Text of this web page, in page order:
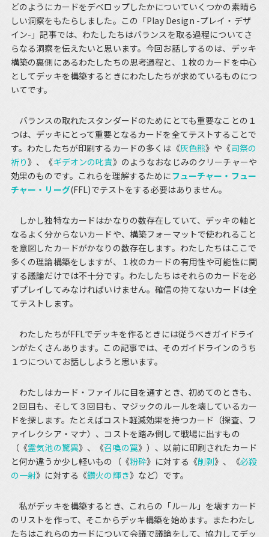
どのようにカードをデベロップしたかについていくつかの素晴ら
しい洞察をもたらしました。この「Play Design -プレイ・デザ
イン-」記事では、わたしたちはバランスを取る過程についてさ
らなる洞察を伝えたいと思います。今回お話しするのは、デッキ
構築の裏側にあるわたしたちの思考過程と、１枚のカードを中心
としてデッキを構築するときにわたしたちが求めているものにつ
いてです。
バランスの取れたスタンダードのためにとても重要なことの１
つは、デッキにとって重要となるカードを全てテストすることで
す。わたしたちが印刷するカードの多くは《灰色熊》や《司祭の
祈り》、《ギデオンの叱責》のようなおなじみのクリーチャーや
効果のものです。これらを理解するためにフューチャー・フュー
チャー・リーグ(FFL)でテストをする必要はありません。
しかし独特なカードはかなりの数存在していて、デッキの軸と
なるよく分からないカードや、構築フォーマットで使われること
を意図したカードがかなりの数存在します。わたしたちはここで
多くの理論構築をしますが、１枚のカードの有用性や可能性に関
する議論だけでは不十分です。わたしたちはそれらのカードを必
ずプレイしてみなければいけません。確信の持てないカードは全
てテストします。
わたしたちがFFLでデッキを作るときには従うべきガイドライ
ンがたくさんあります。この記事では、そのガイドラインのうち
１つについてお話ししようと思います。
わたしはカード・ファイルに目を通すとき、初めてのときも、
２回目も、そして３回目も、マジックのルールを壊しているカー
ドを探します。たとえばコスト軽減効果を持つカード（探査、フ
ァイレクシア・マナ）、コストを踏み倒して戦場に出すもの
（《霊気池の驚異》、《召喚の罠》）、以前に印刷されたカード
と何か違うか少し軽いもの（《粉砕》に対する《削剥》、《必殺
の一射》に対する《鑽火の輝き》など）です。
私がデッキを構築するとき、これらの「ルール」を壊すカード
のリストを作って、そこからデッキ構築を始めます。またわたし
たちはこれらのカードについて会議で議論をして、協力してデッ